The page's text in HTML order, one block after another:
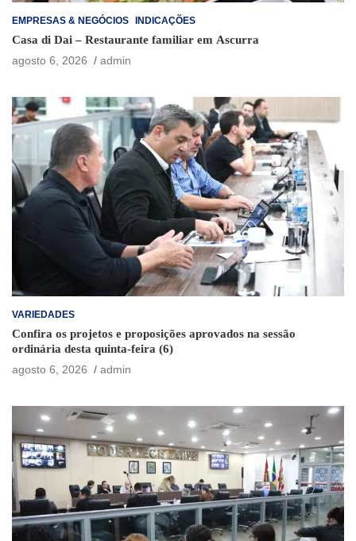
EMPRESAS & NEGÓCIOS INDICAÇÕES
Casa di Dai – Restaurante familiar em Ascurra
agosto 6, 2026
admin
VARIEDADES
Confira os projetos e proposições aprovados na sessão
ordinária desta quinta-feira (6)
agosto 6, 2026
admin